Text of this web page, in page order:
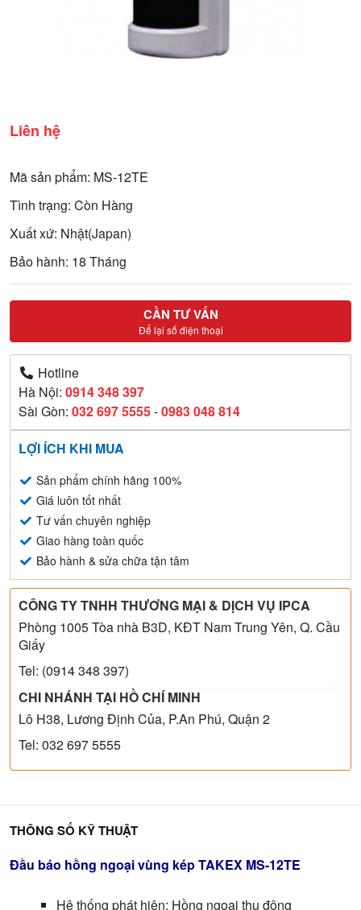
Liên hệ
Mã sản phẩm: MS-12TE
Tình trạng: Còn Hàng
Xuất xứ: Nhật(Japan)
Bảo hành: 18 Tháng
CẦN TƯ VẤN
Để lại số điện thoại
Hotline
Hà Nội: 0914 348 397
Sài Gòn: 032 697 5555-0983 048 814
LỢI ÍCH KHI MUA
Sản phẩm chính hãng 100%
Giá luôn tốt nhất
Tư vấn chuyên nghiệp
Giao hàng toàn quốc
Bảo hành & sửa chữa tận tâm
CÔNG TY TNHH THƯƠNG MẠI & DỊCH VỤ IPCA
Phòng 1005 Tòa nhà B3D, KĐT Nam Trung Yên, Q. Cầu
Giấy
Tel: (0914 348 397)
CHI NHÁNH TẠI HỒ CHÍ MINH
Lô H38, Lương Định Của, P.An Phú, Quận 2
Tel: 032 697 5555
Đầu báo hồng ngoại vùng kép TAKEX MS-12TE
Hệ thống phát hiện: Hồng ngoại thụ động
THÔNG SỐ KỸ THUẬT